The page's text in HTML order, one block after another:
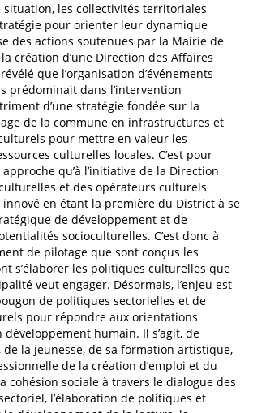
situation, les collectivités territoriales
pour orienter leur dynamique
des actions soutenues par la Mairie de
création d’une Direction des Affaires
que l’organisation d’événements
prédominait dans l’intervention
d’une stratégie fondée sur la
de la commune en infrastructures et
pour mettre en valeur les
culturelles locales. C’est pour
qu’à l’initiative de la Direction
et des opérateurs culturels
innové en étant la première du District à se
de développement et de
socioculturelles. C’est donc à
de pilotage que sont conçus les
s’élaborer les politiques culturelles que
veut engager. Désormais, l’enjeu est
de politiques sectorielles et de
pour répondre aux orientations
humain. Il s’agit, de
de la jeunesse, de sa formation artistique,
de la création d’emploi et du
cohésion sociale à travers le dialogue des
l’élaboration de politiques et